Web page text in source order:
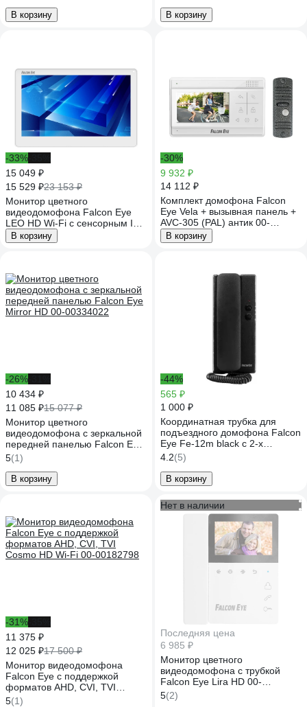
В корзину В корзину
-33%
15 049 ₽
15 529 ₽23 153 ₽
Монитор цветного
видеодомофона Falcon Eye
LEO HD Wi-Fi с сенсорным IPS
экраном 7 дюймов 00-
00334030
В корзину
-30%
9 932 ₽
14 112 ₽
Комплект домофона Falcon
Eye Vela + вызывная панель +
AVC-305 (PAL) антик 00-
00294523
В корзину
-26%
10 434 ₽
11 085 ₽15 077 ₽
Монитор цветного
видеодомофона с зеркальной
передней панелью Falcon Eye
Mirror HD 00-00334022
5(1)
В корзину
-44%
565 ₽
1 000 ₽
Координатная трубка для
подъездного домофона Falcon
Eye Fe-12m black с 2-х
проводной системой
подключения 00-00109130
4.2(5)
В корзину
-31%
11 375 ₽
12 025 ₽17 500 ₽
Монитор видеодомофона
Falcon Eye с поддержкой
форматов AHD, CVI, TVI
5(1)
Нет в наличии
Последняя цена
6 985 ₽
Монитор цветного
видеодомофона с трубкой
Falcon Eye Lira HD 00-
00354262
5(2)